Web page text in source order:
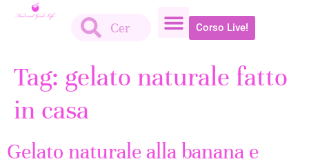
Corso Live!
Tag: gelato naturale fatto
in casa
Gelato naturale alla banana e